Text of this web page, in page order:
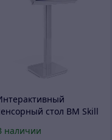
стол BM Skill
наличии